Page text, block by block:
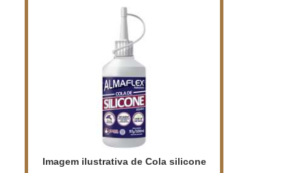
Imagem ilustrativa de Cola silicone